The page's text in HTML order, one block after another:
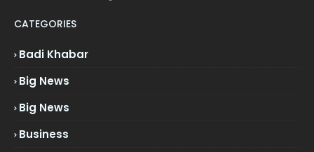
CATEGORIES
Badi Khabar
Big News
Big News
Business